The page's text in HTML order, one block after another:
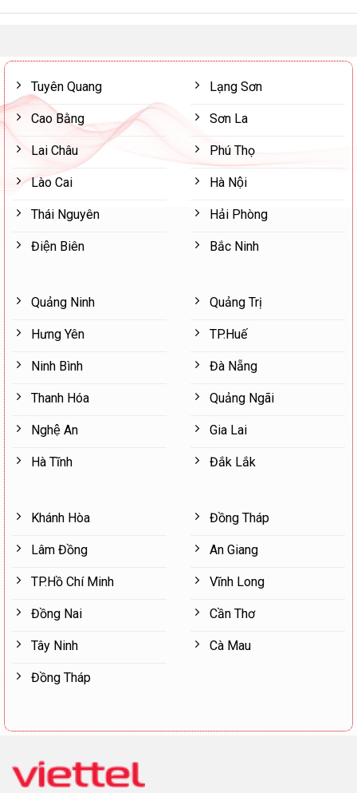
Tuyên Quang
Cao Bằng
Lai Châu
Lào Cai
Thái Nguyên
Điện Biên
Lạng Sơn
Sơn La
Phú Thọ
Hà Nội
Hải Phòng
Bắc Ninh
Quảng Ninh
Hưng Yên
Ninh Bình
Thanh Hóa
Nghệ An
Hà Tĩnh
Quảng Trị
TP.Huế
Đà Nẵng
Quảng Ngãi
Gia Lai
Đắk Lắk
Khánh Hòa
Lâm Đồng
TP.Hồ Chí Minh
Đồng Nai
Tây Ninh
Đồng Tháp
Đồng Tháp
An Giang
Vĩnh Long
Cần Thơ
Cà Mau